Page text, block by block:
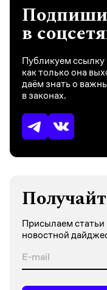
в
Публикуем ссылку
как только она
даём знать о
в законах.
Присылаем статьи
новостной